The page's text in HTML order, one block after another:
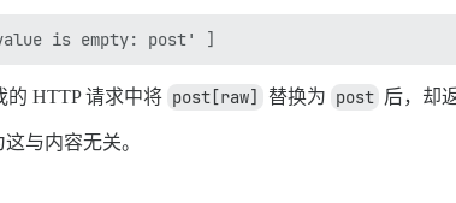
的 HTTP 请求中将 post[raw] 替换为 post 后，却
与内容无关。